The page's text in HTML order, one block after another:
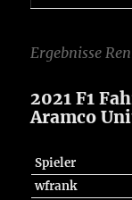
Ergebnisse
2021 F1
Aramco
Spieler
wfrank